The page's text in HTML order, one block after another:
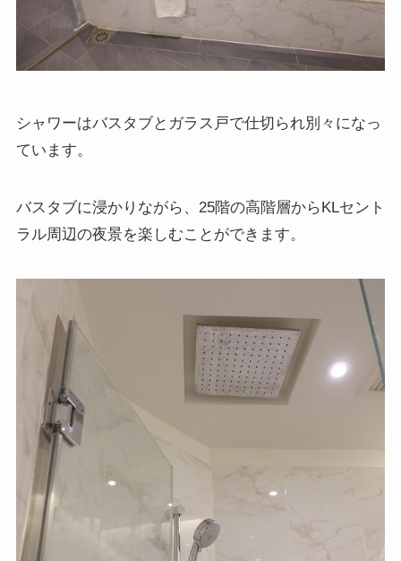
シャワーはバスタブとガラス戸で仕切られ別々になっ
ています。
バスタブに浸かりながら、25階の高階層からKLセント
ラル周辺の夜景を楽しむことができます。